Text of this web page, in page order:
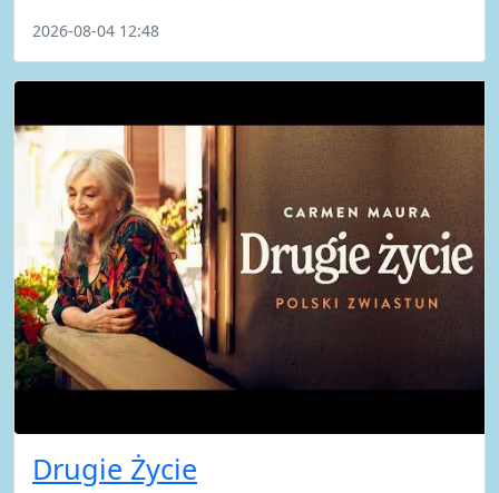
2026-08-04 12:48
Drugie Życie